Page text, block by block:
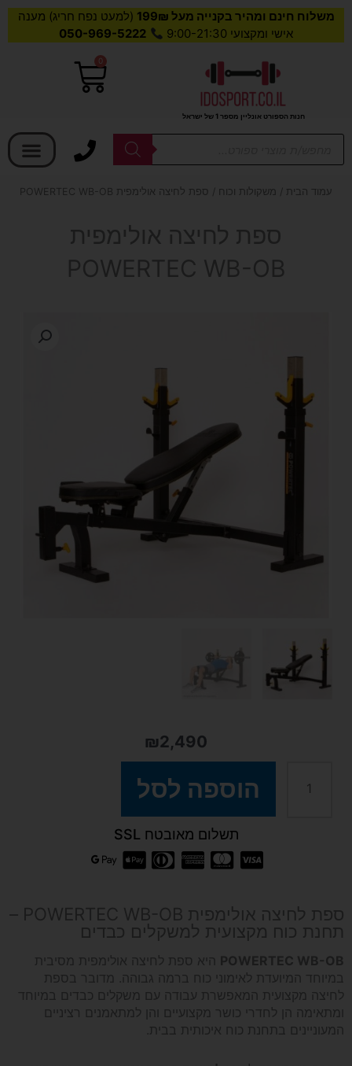
משלוח חינם ומהיר בקנייה מעל 199₪
(למעט נפח חריג) מענה
אישי ומקצועי 9:00-21:30
050-969-5222
חנות הספורט אונליין מספר 1 של ישראל
0
עגלת
Products
עמוד הבית / משקולות וכוח / ספת לחיצה אולימפית POWERTEC WB-OB
ספת לחיצה אולימפית
POWERTEC WB-OB
₪2,490
אולימפית
POWERTEC
WB-
הוספה לסל
תשלום מאובטח SSL
תחנת כוח מקצועית למשקלים כבדים
POWERTEC WB-OB היא ספת לחיצה אולימפית מסיבית
במיוחד המיועדת לאימוני כוח ברמה גבוהה. מדובר בספת
לחיצה מקצועית המאפשרת עבודה עם משקלים כבדים במיוחד
ומתאימה הן לחדרי כושר מקצועיים והן למתאמנים רציניים
המעוניינים בתחנת כוח איכותית בבית.